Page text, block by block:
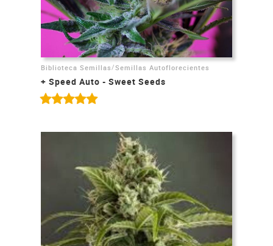
Biblioteca Semillas /Semillas Autoflorecientes
+ Speed Auto - Sweet Seeds